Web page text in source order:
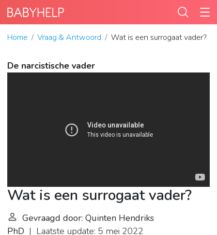
Home Vraag & Antwoord Wat is een surrogaat vader?
De narcistische vader
Wat is een surrogaat vader?
Gevraagd door: Quinten Hendriks
PhD | Laatste update: 5 mei 2022